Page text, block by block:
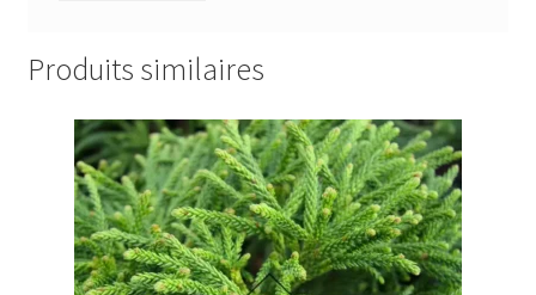
Produits similaires